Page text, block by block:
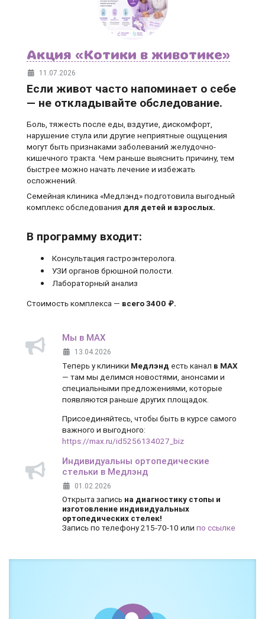
Акция «Котики в животике»
11.07.2026
Если живот часто напоминает о себе
— не откладывайте обследование.
Боль, тяжесть после еды, вздутие, дискомфорт,
нарушение стула или другие неприятные ощущения
могут быть признаками заболеваний желудочно-
кишечного тракта. Чем раньше выяснить причину, тем
быстрее можно начать лечение и избежать
осложнений.
Семейная клиника «Медлэнд» подготовила выгодный
комплекс обследования для детей и взрослых.
В программу входит:
Консультация гастроэнтеролога.
УЗИ органов брюшной полости.
Лабораторный анализ
Стоимость комплекса — всего 3400 ₽.
Мы в MAX
13.04.2026
Теперь у клиники Медлэнд есть канал в MAX
— там мы делимся новостями, анонсами и
специальными предложениями, которые
появляются раньше других площадок.
Присоединяйтесь, чтобы быть в курсе самого
важного и выгодного:
https://max.ru/id5256134027_biz
Индивидуальны ортопедические
стельки в Медлэнд
01.02.2026
Открыта запись на диагностику стопы и
изготовление индивидуальных
ортопедических стелек!
Запись по телефону 215-70-10 или по ссылке